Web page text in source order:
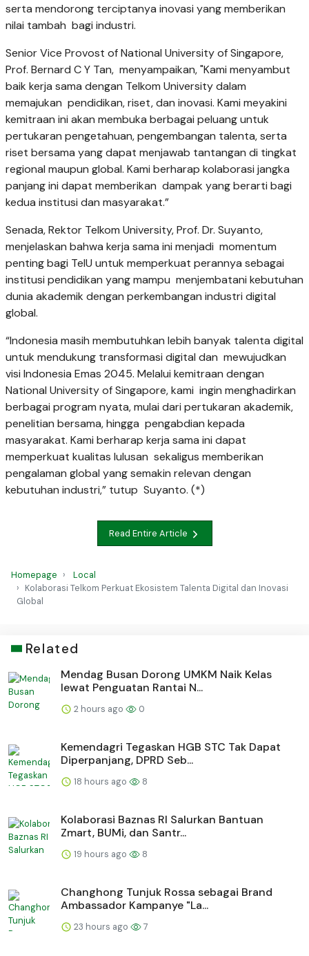
serta mendorong terciptanya inovasi yang memberikan
nilai tambah bagi industri.
Senior Vice Provost of National University of Singapore,
Prof. Bernard C Y Tan, menyampaikan, "Kami menyambut
baik kerja sama dengan Telkom University dalam
memajukan pendidikan, riset, dan inovasi. Kami meyakini
kemitraan ini akan membuka berbagai peluang untuk
pertukaran pengetahuan, pengembangan talenta, serta
riset bersama yang dapat menjawab tantangan di tingkat
regional maupun global. Kami berharap kolaborasi jangka
panjang ini dapat memberikan dampak yang berarti bagi
kedua institusi dan masyarakat.”
Senada, Rektor Telkom University, Prof. Dr. Suyanto,
menjelaskan bahwa kerja sama ini menjadi momentum
penting bagi TelU untuk memperkuat perannya sebagai
institusi pendidikan yang mampu menjembatani kebutuhan
dunia akademik dengan perkembangan industri digital
global.
“Indonesia masih membutuhkan lebih banyak talenta digital
untuk mendukung transformasi digital dan mewujudkan
visi Indonesia Emas 2045. Melalui kemitraan dengan
National University of Singapore, kami ingin menghadirkan
berbagai program nyata, mulai dari pertukaran akademik,
penelitian bersama, hingga pengabdian kepada
masyarakat. Kami berharap kerja sama ini dapat
memperkuat kualitas lulusan sekaligus memberikan
pengalaman global yang semakin relevan dengan
kebutuhan industri,” tutup Suyanto. (*)
Read Entire Article
Homepage
Local
Kolaborasi Telkom Perkuat Ekosistem Talenta Digital dan Inovasi
Global
Related
Mendag Busan Dorong UMKM Naik Kelas
lewat Penguatan Rantai N...
2 hours ago 0
Kemendagri Tegaskan HGB STC Tak Dapat
Diperpanjang, DPRD Seb...
18 hours ago 8
Kolaborasi Baznas RI Salurkan Bantuan
Zmart, BUMi, dan Santr...
19 hours ago 8
Changhong Tunjuk Rossa sebagai Brand
Ambassador Kampanye "La...
23 hours ago 7